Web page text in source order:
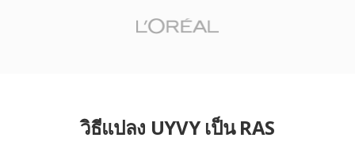
วิธีแปลง UYVY เป็น RAS